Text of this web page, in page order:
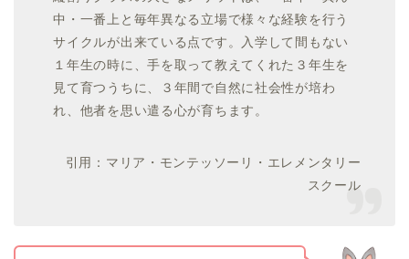
中・一番上と毎年異なる立場で様々な経験を行う
サイクルが出来ている点です。入学して間もない
１年生の時に、手を取って教えてくれた３年生を
見て育つうちに、３年間で自然に社会性が培わ
れ、他者を思い遣る心が育ちます。
引用：マリア・モンテッソーリ・エレメンタリー
スクール